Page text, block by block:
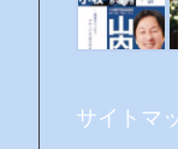
サイトマ